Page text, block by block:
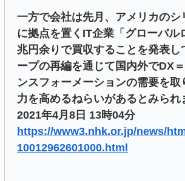
一方で会社は先月、アメリカのシ
に拠点を置くIT企業「グローバル
兆円余りで買収することを発表し
ープの再編を通じて国内外でDX
ンスフォーメーションの需要を取
力を高めるねらいがあるとみられ
2021年4月8日 13時04分
https://www3.nhk.or.jp/news/
10012962601000.html